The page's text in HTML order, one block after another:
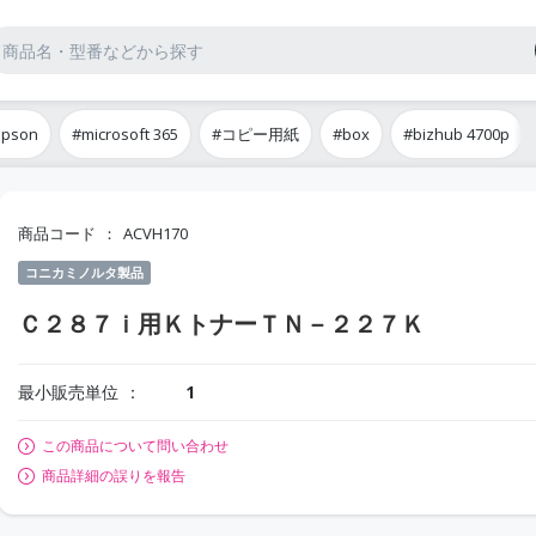
#microsoft 365 #コピー用紙 #box #bizhub 4700p
商品コード ACVH170
コニカミノルタ製品
Ｃ２８７ｉ用ＫトナーＴＮ－２２７Ｋ
最小販売単位 1
この商品について問い合わせ
商品詳細の誤りを報告